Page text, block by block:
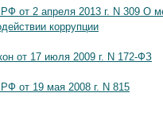
от 2 апреля 2013 г. N 309 О
коррупции
от 17 июля 2009 г. N 172-ФЗ
от 19 мая 2008 г. N 815